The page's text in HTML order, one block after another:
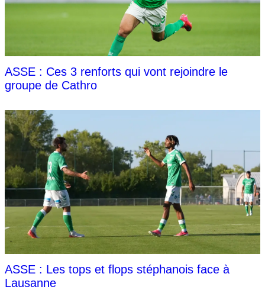
ASSE : Ces 3 renforts qui vont rejoindre le
groupe de Cathro
ASSE : Les tops et flops stéphanois face à
Lausanne